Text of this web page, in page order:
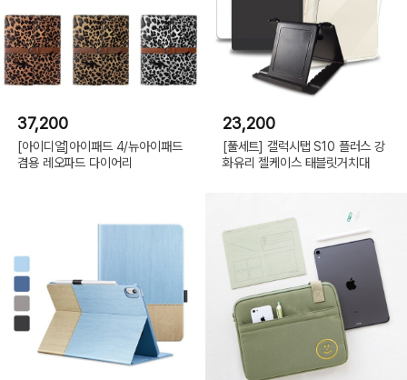
37,200
[아이디얼]아이패드 4/뉴아이패드
겸용 레오파드 다이어리
23,200
[풀세트] 갤럭시탭 S10 플러스 강
화유리 젤케이스 태블릿거치대